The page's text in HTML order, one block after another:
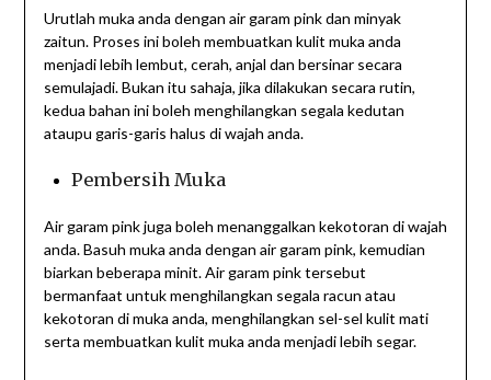
Urutlah muka anda dengan air garam pink dan minyak
zaitun. Proses ini boleh membuatkan kulit muka anda
menjadi lebih lembut, cerah, anjal dan bersinar secara
semulajadi. Bukan itu sahaja, jika dilakukan secara rutin,
kedua bahan ini boleh menghilangkan segala kedutan
ataupu garis-garis halus di wajah anda.
Pembersih Muka
Air garam pink juga boleh menanggalkan kekotoran di wajah
anda. Basuh muka anda dengan air garam pink, kemudian
biarkan beberapa minit. Air garam pink tersebut
bermanfaat untuk menghilangkan segala racun atau
kekotoran di muka anda, menghilangkan sel-sel kulit mati
serta membuatkan kulit muka anda menjadi lebih segar.